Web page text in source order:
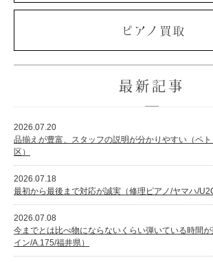
ピアノ買取
最新記事
2026.07.20
品揃えが豊富、スタッフの説明が分かりやすい（ペ
区）
2026.07.18
最初から最後まで対応が誠実（修理ピアノ/ヤマハ/
2026.07.08
今までとは比べ物にならないくらい弾いている時間
イン/A.175/福井県）